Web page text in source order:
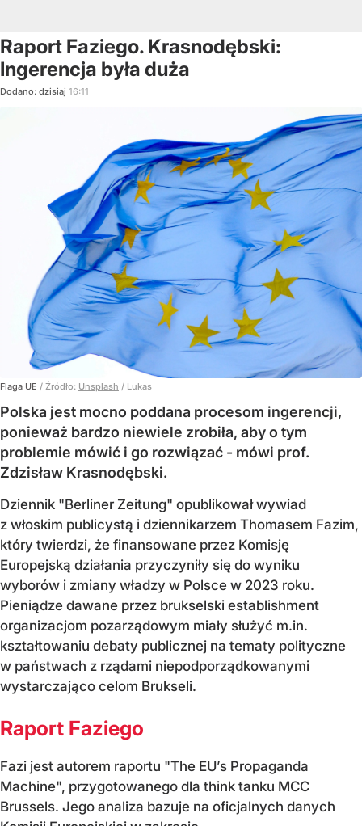
Raport Faziego. Krasnodębski:
Ingerencja była duża
Dodano: dzisiaj 16:11
Flaga UE / Źródło: Unsplash / Lukas
Polska jest mocno poddana procesom ingerencji,
ponieważ bardzo niewiele zrobiła, aby o tym
problemie mówić i go rozwiązać - mówi prof.
Zdzisław Krasnodębski.
Dziennik "Berliner Zeitung" opublikował wywiad
z włoskim publicystą i dziennikarzem Thomasem Fazim,
który twierdzi, że finansowane przez Komisję
Europejską działania przyczyniły się do wyniku
wyborów i zmiany władzy w Polsce w 2023 roku.
Pieniądze dawane przez brukselski establishment
organizacjom pozarządowym miały służyć m.in.
kształtowaniu debaty publicznej na tematy polityczne
w państwach z rządami niepodporządkowanymi
wystarczająco celom Brukseli.
Raport Faziego
Fazi jest autorem raportu "The EU’s Propaganda
Machine", przygotowanego dla think tanku MCC
Brussels. Jego analiza bazuje na oficjalnych danych